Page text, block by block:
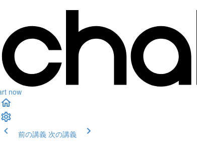
now
前の講義 次の講義